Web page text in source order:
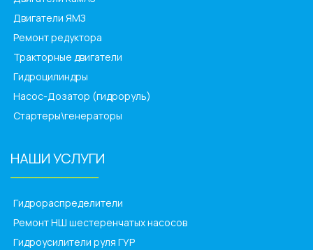
Двигатели ЯМЗ
Ремонт редуктора
Тракторные двигатели
Гидроцилиндры
Насос-Дозатор (гидроруль)
Стартеры\генераторы
НАШИ УСЛУГИ
Гидрораспределители
Ремонт НШ шестеренчатых насосов
Гидроусилители руля ГУР